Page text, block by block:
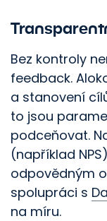
Bez kontroly
feedback.
a stanovení
to jsou
podceňovat.
(například
odpovědným
spolupráci s
na míru.